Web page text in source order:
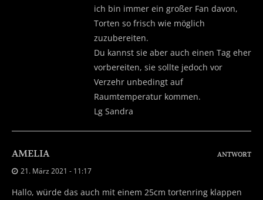
ich bin immer ein großer Fan davon,
Torten so frisch wie möglich
zuzubereiten.
Du kannst sie aber auch einen Tag eher
vorbereiten, sie sollte jedoch vor
Verzehr unbedingt auf
Raumtemperatur kommen.
Lg Sandra
AMELIA
21. März 2021 - 11:17
Hallo, würde das auch mit einem 25cm tortenring klappen
ANTWORT